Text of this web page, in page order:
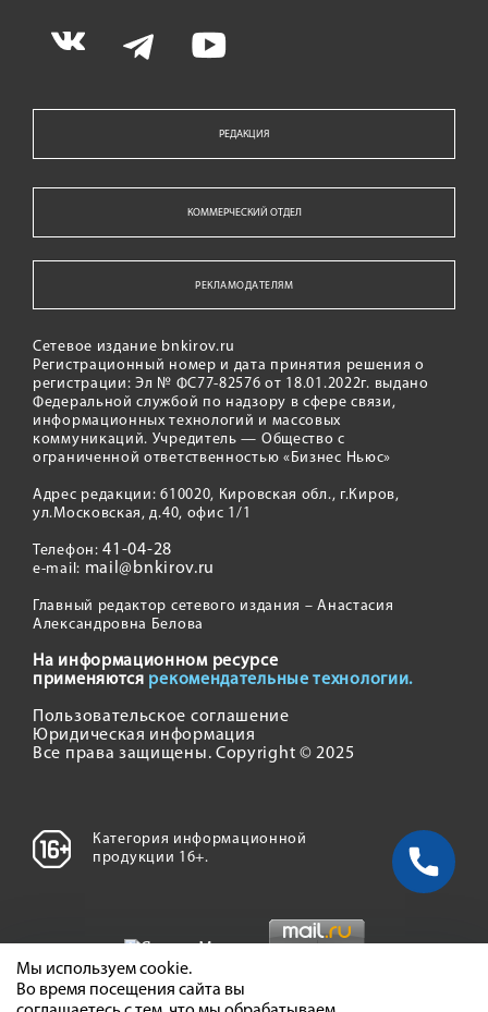
РЕДАКЦИЯ
КОММЕРЧЕСКИЙ ОТДЕЛ
РЕКЛАМОДАТЕЛЯМ
Сетевое издание bnkirov.ru
Регистрационный номер и дата принятия решения о
регистрации: Эл № ФС77-82576 от 18.01.2022г. выдано
Федеральной службой по надзору в сфере связи,
информационных технологий и массовых
коммуникаций. Учредитель — Общество с
ограниченной ответственностью «Бизнес Ньюс»
Адрес редакции: 610020, Кировская обл., г.Киров,
ул.Московская, д.40, офис 1/1
Телефон:41-04-28
e-mail: mail@bnkirov.ru
Главный редактор сетевого издания – Анастасия
Александровна Белова
На информационном ресурсе
применяются рекомендательные технологии.
Пользовательское соглашение
Юридическая информация
Все права защищены. Copyright © 2025
Категория информационной
продукции 16+.
Мы используем cookie.
Во время посещения сайта вы